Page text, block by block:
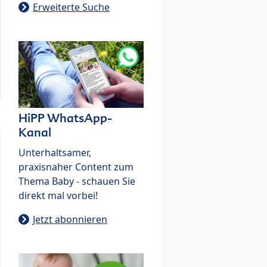
Erweiterte Suche
HiPP WhatsApp-
Kanal
Unterhaltsamer,
praxisnaher Content zum
Thema Baby - schauen Sie
direkt mal vorbei!
Jetzt abonnieren